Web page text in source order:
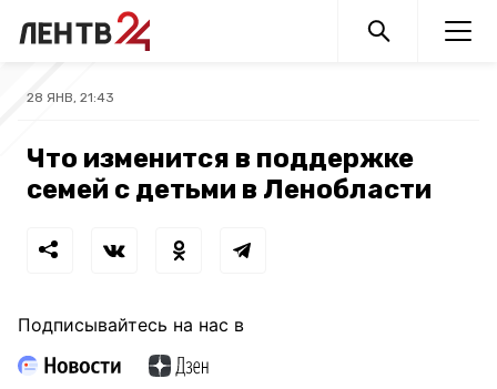
28 ЯНВ, 21:43
Что изменится в поддержке
семей с детьми в Ленобласти
Подписывайтесь на нас в